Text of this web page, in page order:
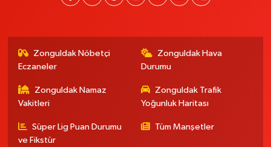
Zonguldak Nöbetçi
Eczaneler
Zonguldak Hava
Durumu
Zonguldak Namaz
Vakitleri
Zonguldak Trafik
Yoğunluk Haritası
Süper Lig Puan Durumu
ve Fikstür
Tüm Manşetler